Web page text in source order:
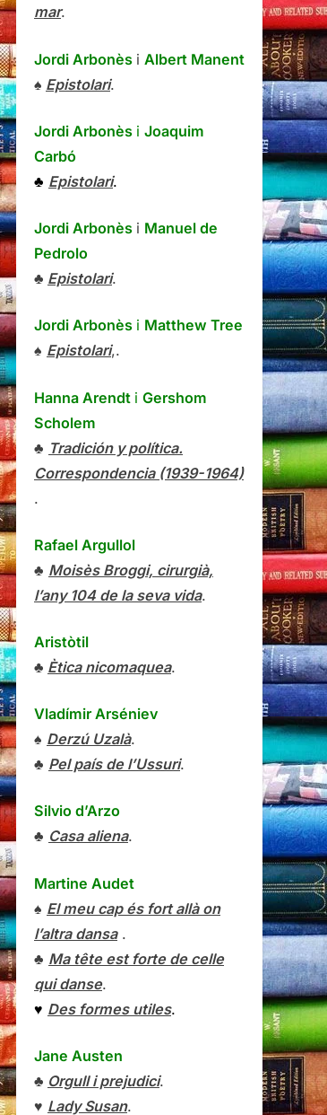
mar.
Jordi Arbonès i Albert Manent
♠ Epistolari.
Jordi Arbonès i Joaquim
Carbó
♣ Epistolari.
Jordi Arbonès i Manuel de
Pedrolo
♣ Epistolari.
Jordi Arbonès i Matthew Tree
♠ Epistolari,.
Hanna Arendt i Gershom
Scholem
♣ Tradición y política.
Correspondencia (1939-1964)
.
Rafael Argullol
♣ Moisès Broggi, cirurgià,
l’any 104 de la seva vida.
Aristòtil
♣ Ètica nicomaquea.
Vladímir Arséniev
♠ Derzú Uzalà.
♣ Pel país de l’Ussuri.
Silvio d’Arzo
♣ Casa aliena.
Martine Audet
♠ El meu cap és fort allà on
l’altra dansa.
♣ Ma tête est forte de celle
qui danse.
♥ Des formes utiles.
Jane Austen
♣ Orgull i prejudici.
♥ Lady Susan.